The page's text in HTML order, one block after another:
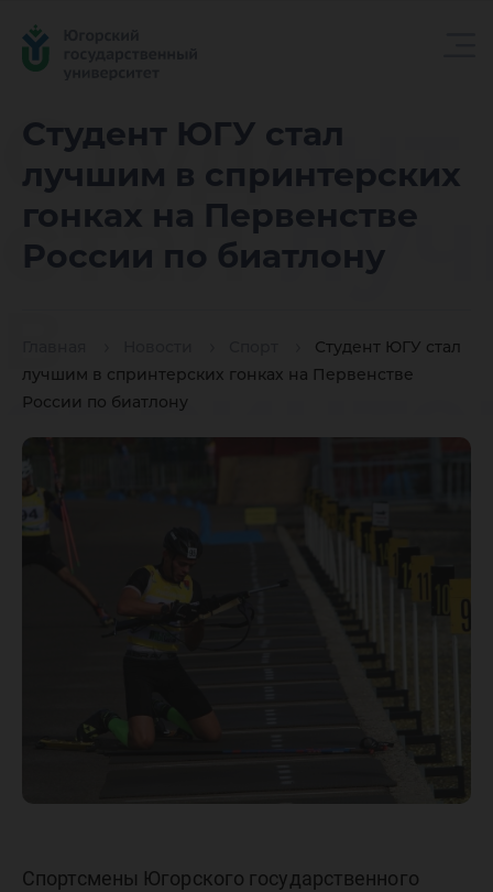
Студент ЮГУ стал
лучшим в спринтерских
гонках на Первенстве
России по биатлону
Студент ЮГУ стал
лучшим в спринтерских гонках на Первенстве
России по биатлону
стал
гонках
России
Спортсмены Югорского государственного